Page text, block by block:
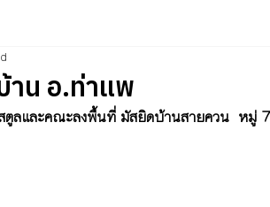
าน อ.ท่าแพ
สตูลและคณะลงพื้นที่ มัสยิดบ้านสายควน  ห